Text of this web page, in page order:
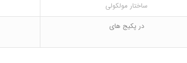
ساختار مولکولی
در پکیج های